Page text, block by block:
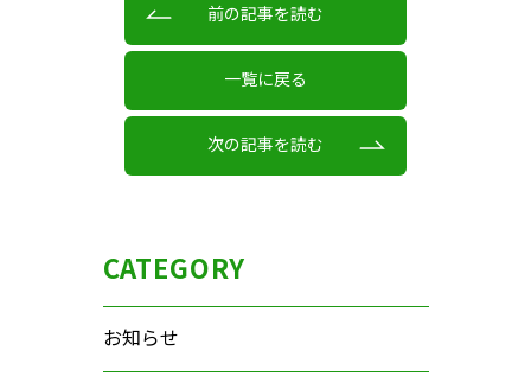
前の記事を読む
一覧に戻る
次の記事を読む
CATEGORY
お知らせ